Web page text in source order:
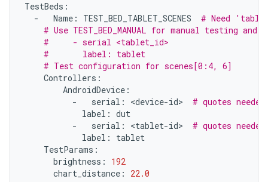
TestBeds :
-
Name : TEST_BED_TABLET_SCENES
# Need
# Use TEST_BED_MANUAL for manual testing
#     - serial <tablet_id>
#       label: tablet
# Test configuration for scenes[0:4, 6]
Controllers :
AndroidDevice :
-
serial : <device-id>
# quotes
label : dut
-
serial : <tablet-id>
# quotes
label :
tablet
TestParams :
brightness :
192
chart_distance :
22.0